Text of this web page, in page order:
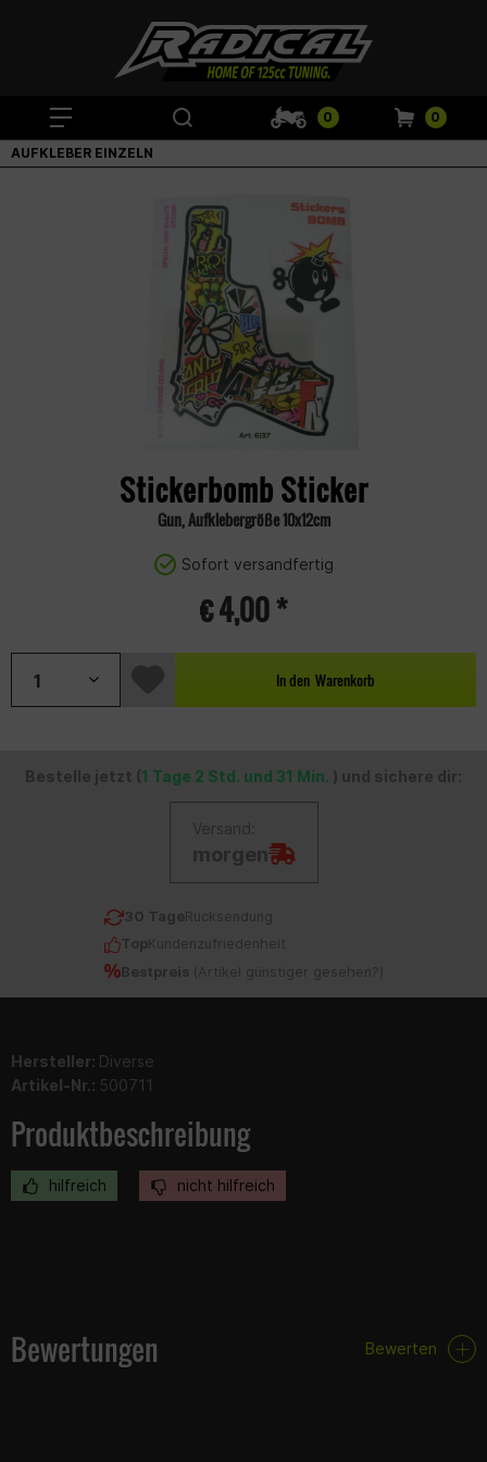
0 0
AUFKLEBER EINZELN
Stickerbomb Sticker
Gun, Aufklebergröße 10x12cm
Sofort versandfertig
€ 4,00 *
In den Warenkorb
Bestelle jetzt (1 Tage 2 Std. und 31 Min. ) und sichere dir:
Versand:
morgen
30 TageRücksendung
TopKundenzufriedenheit
Bestpreis ( Artikel günstiger gesehen? )
Hersteller: Diverse
Artikel-Nr.: 500711
Produktbeschreibung
hilfreich nicht hilfreich
Bewertungen Bewerten